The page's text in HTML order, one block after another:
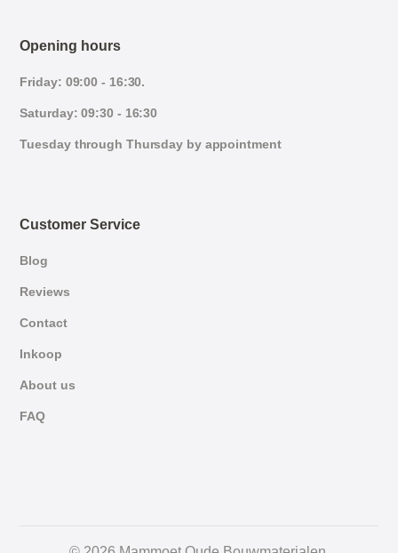
Opening hours
Friday: 09:00 - 16:30.
Saturday: 09:30 - 16:30
Tuesday through Thursday by appointment
Customer Service
Blog
Reviews
Contact
Inkoop
About us
FAQ
German